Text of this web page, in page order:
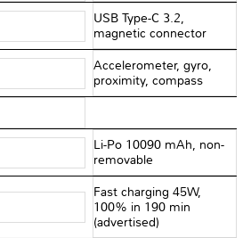
USB Type-C 3.2,
magnetic connector
Accelerometer, gyro,
proximity, compass
Li-Po 10090 mAh, non-
removable
Fast charging 45W,
100% in 190 min
(advertised)